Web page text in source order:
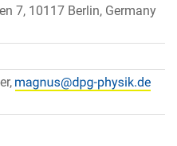
7, 10117 Berlin, Germany